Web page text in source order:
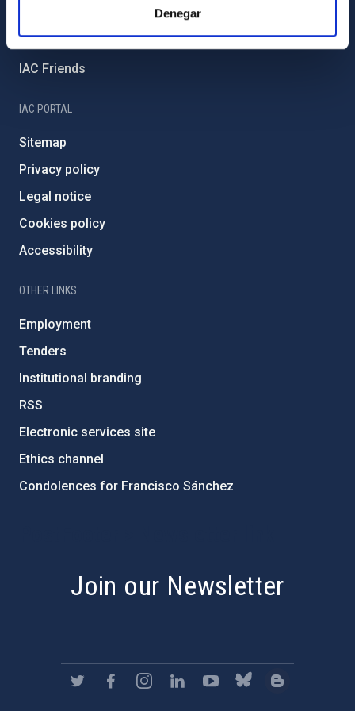
Denegar
Severo Ochoa Programme
IAC Friends
IAC PORTAL
Sitemap
Privacy policy
Legal notice
Cookies policy
Accessibility
OTHER LINKS
Employment
Tenders
Institutional branding
RSS
Electronic services site
Ethics channel
Condolences for Francisco Sánchez
Join our Newsletter